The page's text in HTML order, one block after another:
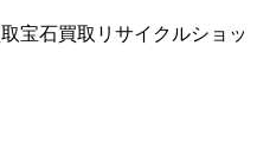
宝石買取 リサイクルショッ